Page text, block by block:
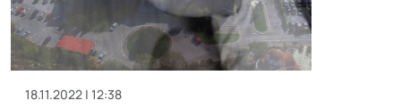
18.11.2022 | 12:38